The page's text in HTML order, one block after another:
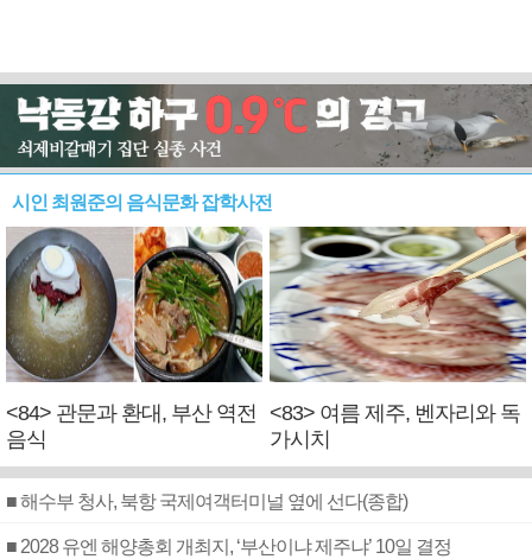
시인 최원준의 음식문화 잡학사전
<84> 관문과 환대, 부산 역전
음식
<83> 여름 제주, 벤자리와 독
가시치
■ 해수부 청사, 북항 국제여객터미널 옆에 선다(종합)
■ 2028 유엔 해양총회 개최지, ‘부산이냐 제주냐’ 10일 결정